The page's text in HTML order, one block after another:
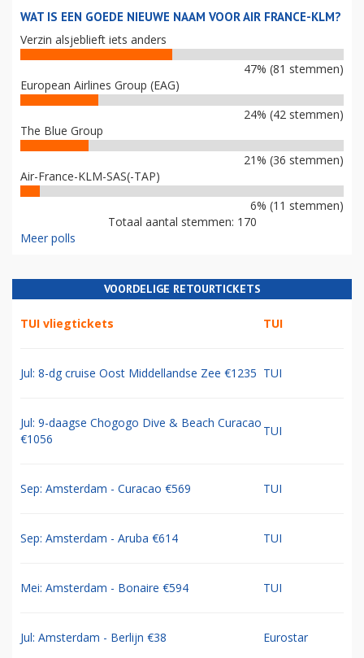
WAT IS EEN GOEDE NIEUWE NAAM VOOR AIR FRANCE-KLM?
Verzin alsjeblieft iets anders
47% (81 stemmen)
European Airlines Group (EAG)
24% (42 stemmen)
The Blue Group
21% (36 stemmen)
Air-France-KLM-SAS(-TAP)
6% (11 stemmen)
Totaal aantal stemmen: 170
Meer polls
VOORDELIGE RETOURTICKETS
TUI vliegtickets TUI
Jul: 8-dg cruise Oost Middellandse Zee €1235 TUI
Jul: 9-daagse Chogogo Dive & Beach Curacao
€1056
TUI
Sep: Amsterdam - Curacao €569 TUI
Sep: Amsterdam - Aruba €614 TUI
Mei: Amsterdam - Bonaire €594 TUI
Jul: Amsterdam - Berlijn €38 Eurostar